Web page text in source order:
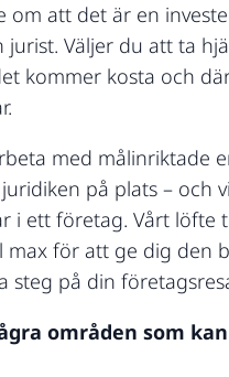
om att det är en
Väljer du att ta
kommer kosta och
med målinriktade
på plats – och
i ett företag. Vårt löfte
för att ge dig den
steg på din
områden som